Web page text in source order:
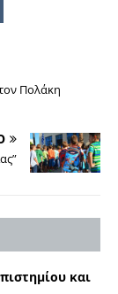
Πολάκη
και